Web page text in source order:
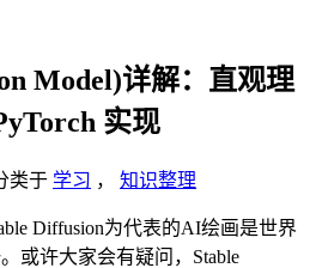
Model)详解：直观理
实现
类于 学习 ， 知识整理
Diffusion为代表的AI绘画是世界
或许大家会有疑问，Stable